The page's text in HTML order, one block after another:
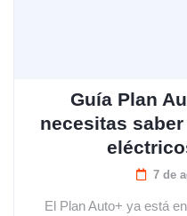
Guía Plan
necesitas
7 de
El Plan Auto+ ya está